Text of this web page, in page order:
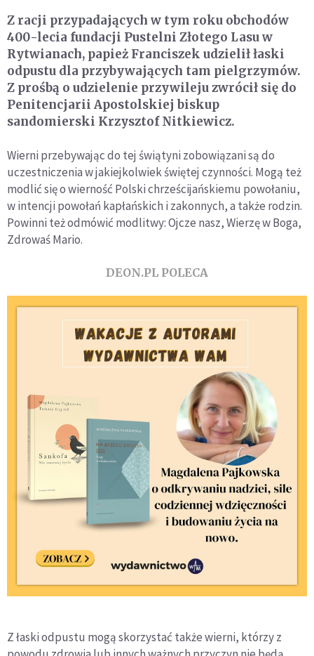
Z racji przypadających w tym roku obchodów
400-lecia fundacji Pustelni Złotego Lasu w
Rytwianach, papież Franciszek udzielił łaski
odpustu dla przybywających tam pielgrzymów.
Z prośbą o udzielenie przywileju zwrócił się do
Penitencjarii Apostolskiej biskup
sandomierski Krzysztof Nitkiewicz.
Wierni przebywając do tej świątyni zobowiązani są do
uczestniczenia w jakiejkolwiek świętej czynności. Mogą też
modlić się o wierność Polski chrześcijańskiemu powołaniu,
w intencji powołań kapłańskich i zakonnych, a także rodzin.
Powinni też odmówić modlitwy: Ojcze nasz, Wierzę w Boga,
Zdrowaś Mario.
DEON.PL POLECA
Z łaski odpustu mogą skorzystać także wierni, którzy z